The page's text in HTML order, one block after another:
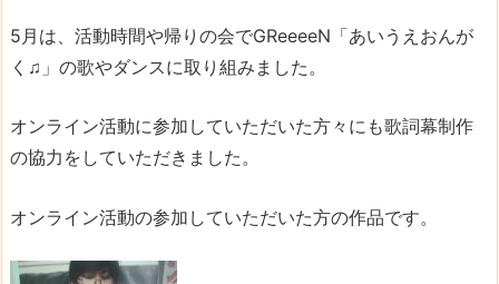
5月は、活動時間や帰りの会でGReeeeN「あいうえおんが
く♫」の歌やダンスに取り組みました。
オンライン活動に参加していただいた方々にも歌詞幕制作
の協力をしていただきました。
オンライン活動の参加していただいた方の作品です。